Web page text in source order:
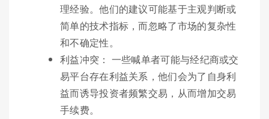
理经验。他们的建议可能基于主观判断或
简单的技术指标，而忽略了市场的复杂性
和不确定性。
利益冲突： 一些喊单者可能与经纪商或交
易平台存在利益关系，他们会为了自身利
益而诱导投资者频繁交易，从而增加交易
手续费。